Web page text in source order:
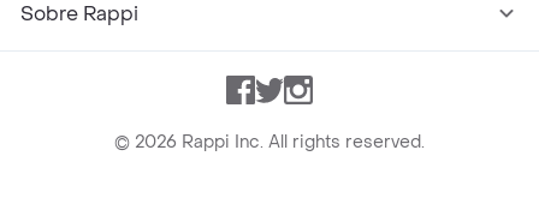
Sobre Rappi
Facebook
TwitterInstagram
© 2026 Rappi Inc. All rights reserved.